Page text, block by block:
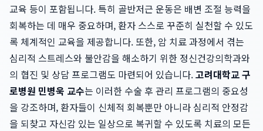
교육 등이 포함됩니다. 특히 골반저근 운동은 배변 조절 능력을
회복하는 데 매우 중요하며, 환자 스스로 꾸준히 실천할 수 있도
록 체계적인 교육을 제공합니다. 또한, 암 치료 과정에서 겪는
심리적 스트레스와 불안감을 해소하기 위한 정신건강의학과와
의 협진 및 상담 프로그램도 마련되어 있습니다.고려대학교 구
로병원 민병욱 교수는 이러한 수술 후 관리 프로그램의 중요성
을 강조하며, 환자들이 신체적 회복뿐만 아니라 심리적 안정감
을 되찾고 자신감 있는 일상으로 복귀할 수 있도록 치료의 모든